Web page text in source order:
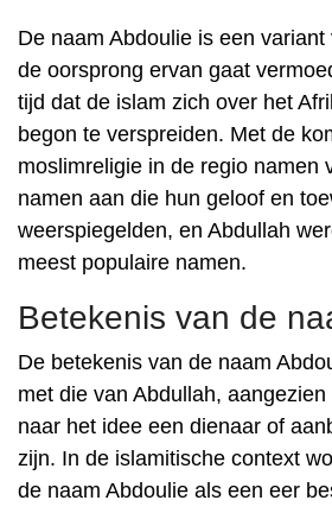
De naam Abdoulie is een variant
de oorsprong ervan gaat
tijd dat de islam zich over het
begon te verspreiden. Met de
moslimreligie in de regio namen
namen aan die hun geloof en
weerspiegelden, en Abdullah
meest populaire namen.
Betekenis van de
De betekenis van de naam
met die van Abdullah,
naar het idee een dienaar of
zijn. In de islamitische context
de naam Abdoulie als een eer